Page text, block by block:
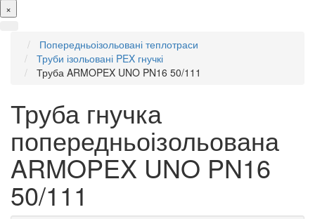
×
Попередньоізольовані теплотраси
Труби ізольовані PEX гнучкі
Труба ARMOPEX UNO PN16 50/111
Труба гнучка
попередньоізольована
ARMOPEX UNO PN16
50/111